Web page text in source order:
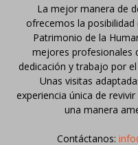
La mejor manera de
ofrecemos la posibilidad
Patrimonio de la
mejores profesionales
dedicación y trabajo por
Unas visitas
experiencia única de
una manera
Contáctanos: